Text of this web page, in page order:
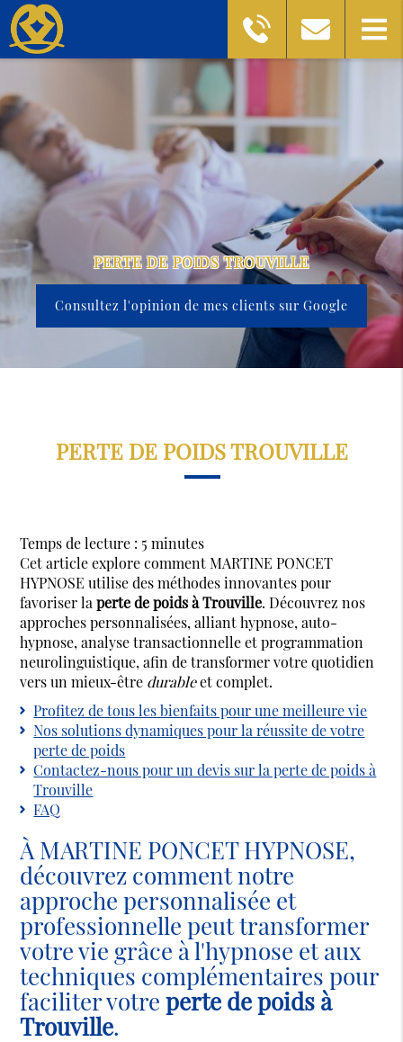
PERTE DE POIDS TROUVILLE
Consultez l'opinion de mes clients sur Google
PERTE DE POIDS TROUVILLE
Temps de lecture : 5 minutes
Cet article explore comment MARTINE PONCET
HYPNOSE utilise des méthodes innovantes pour
favoriser laperte de poids à Trouville. Découvrez nos
approches personnalisées, alliant hypnose, auto-
hypnose, analyse transactionnelle et programmation
neurolinguistique, afin de transformer votre quotidien
vers un mieux-être durableet complet.
Profitez de tous les bienfaits pour une meilleure vie
Nos solutions dynamiques pour la réussite de votre
perte de poids
Contactez-nous pour un devis sur la perte de poids à
Trouville
FAQ
À MARTINE PONCET HYPNOSE,
découvrez comment notre
approche personnalisée et
professionnelle peut transformer
votre vie grâce à l'hypnose et aux
techniques complémentaires pour
faciliter votreperte de poids à
Trouville.